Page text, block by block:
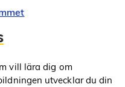
vill lära dig om
utvecklar du din